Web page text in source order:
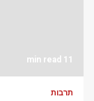
11 min read
תרבות